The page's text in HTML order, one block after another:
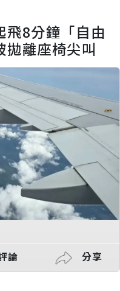
飛8分鐘「自由
離座椅尖叫
論
分享